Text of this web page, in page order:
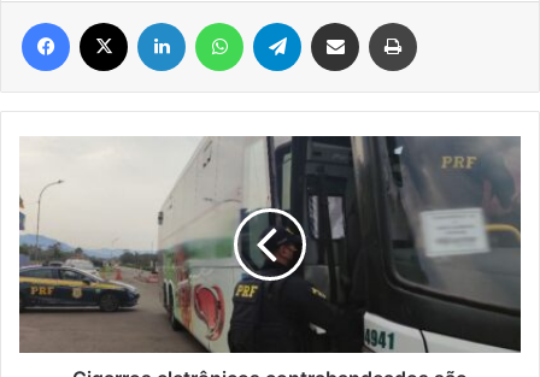
Facebook Linkedin WhatsAppTelegram Compartilhar via e-mail
contrabandeados
são
apreendidos
pela
PRF
em
Lajeado